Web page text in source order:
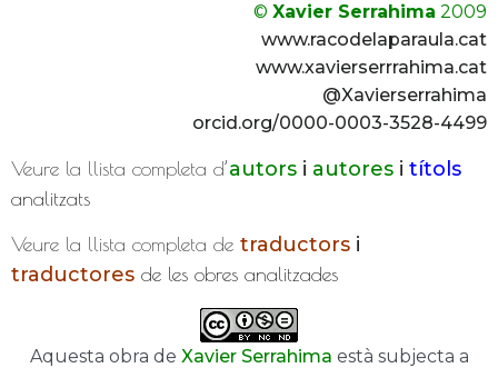
© Xavier Serrahima 2009
www.racodelaparaula.cat
www.xavierserrrahima.cat
@Xavierserrahima
orcid.org/0000-0003-3528-4499
Veure la llista completa d’autors i autores i títols
analitzats
Veure la llista completa de traductors i
traductores de les obres analitzades
Aquesta obra de Xavier Serrahima està subjecta a